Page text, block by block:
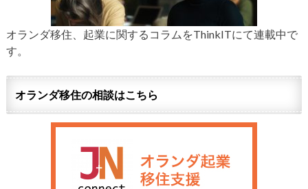
オランダ移住、起業に関するコラムをThinkITにて連載中で
す。
オランダ移住の相談はこちら